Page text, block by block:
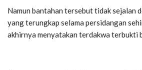
Namun bantahan tersebut tidak sejalan
yang terungkap selama persidangan
akhirnya menyatakan terdakwa terbukti